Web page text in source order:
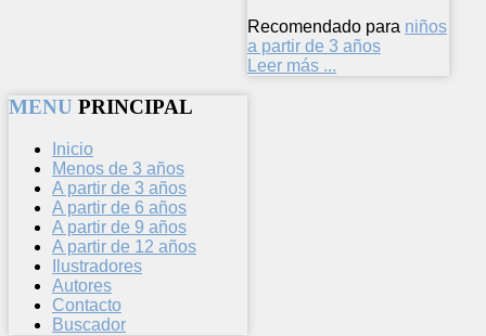
Recomendado para niños
a partir de 3 años
Leer más ...
MENU PRINCIPAL
Inicio
Menos de 3 años
A partir de 3 años
A partir de 6 años
A partir de 9 años
A partir de 12 años
Ilustradores
Autores
Contacto
Buscador